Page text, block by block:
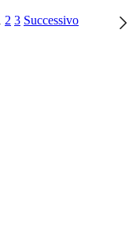
2 3 Successivo